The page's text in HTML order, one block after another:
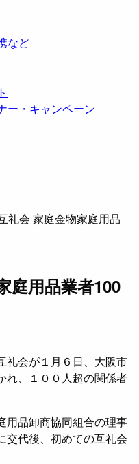
など
ー・キャンペーン
礼会 家庭金物家庭用品
庭用品業者100
礼会が１月６日、大阪市
れ、１００人超の関係者
用品卸商協同組合の理事
交代後、初めての互礼会